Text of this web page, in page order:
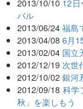
2013/10/10 12日
バル
2013/06/24 福島
2013/04/08 6月
2013/02/04 国立
2012/12/19 次世
2012/10/02 銀河
2012/09/18 科学
秋」を楽しもう